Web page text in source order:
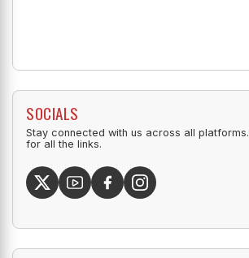
SOCIALS
Stay connected with us across all platforms.
for all the links.